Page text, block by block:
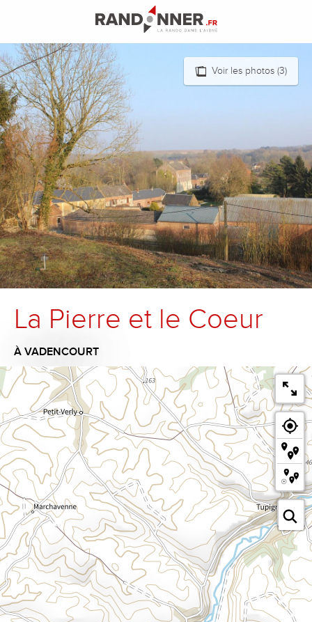
contenu
principal
Voir les photos (3)
La Pierre et le Coeur
À VADENCOURT